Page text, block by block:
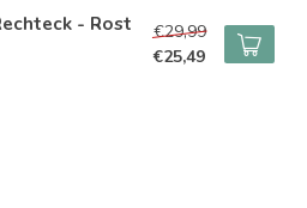
- Rost
€29,99
€25,49